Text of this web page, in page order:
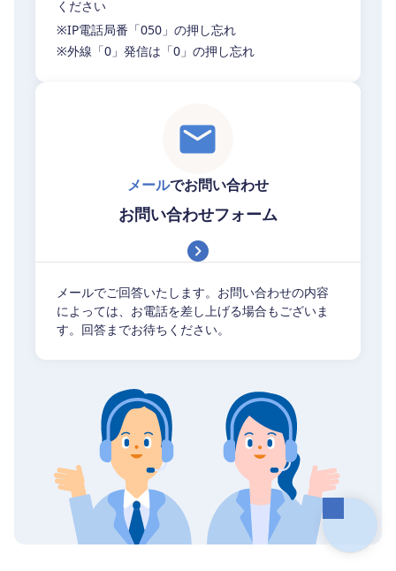
ください
※IP電話局番「050」の押し忘れ
※外線「0」発信は「0」の押し忘れ
メールでお問い合わせ
お問い合わせフォーム
メールでご回答いたします。お問い合わせの内容
によっては、お電話を差し上げる場合もございま
す。回答までお待ちください。